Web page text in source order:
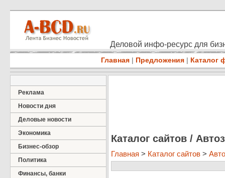
Деловой инфо-ресурс для
Главная | Предложения | Каталог
Реклама
Новости дня
Деловые новости
Экономика
Бизнес-обзор
Политика
Финансы, банки
Каталог сайтов /
Главная > Каталог сайтов >